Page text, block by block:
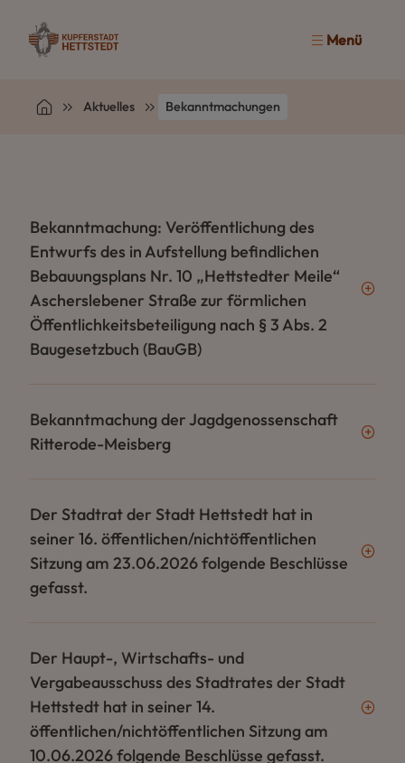
Menü
Aktuelles Bekanntmachungen
Bekanntmachung: Veröffentlichung des
Entwurfs des in Aufstellung befindlichen
Bebauungsplans Nr. 10 „Hettstedter Meile“
Ascherslebener Straße zur förmlichen
Öffentlichkeitsbeteiligung nach § 3 Abs. 2
Baugesetzbuch (BauGB)
Bekanntmachung der Jagdgenossenschaft
Ritterode-Meisberg
Der Stadtrat der Stadt Hettstedt hat in
seiner 16. öffentlichen/nichtöffentlichen
Sitzung am 23.06.2026 folgende Beschlüsse
gefasst.
Der Haupt-, Wirtschafts- und
Vergabeausschuss des Stadtrates der Stadt
Hettstedt hat in seiner 14.
öffentlichen/nichtöffentlichen Sitzung am
10.06.2026 folgende Beschlüsse gefasst.